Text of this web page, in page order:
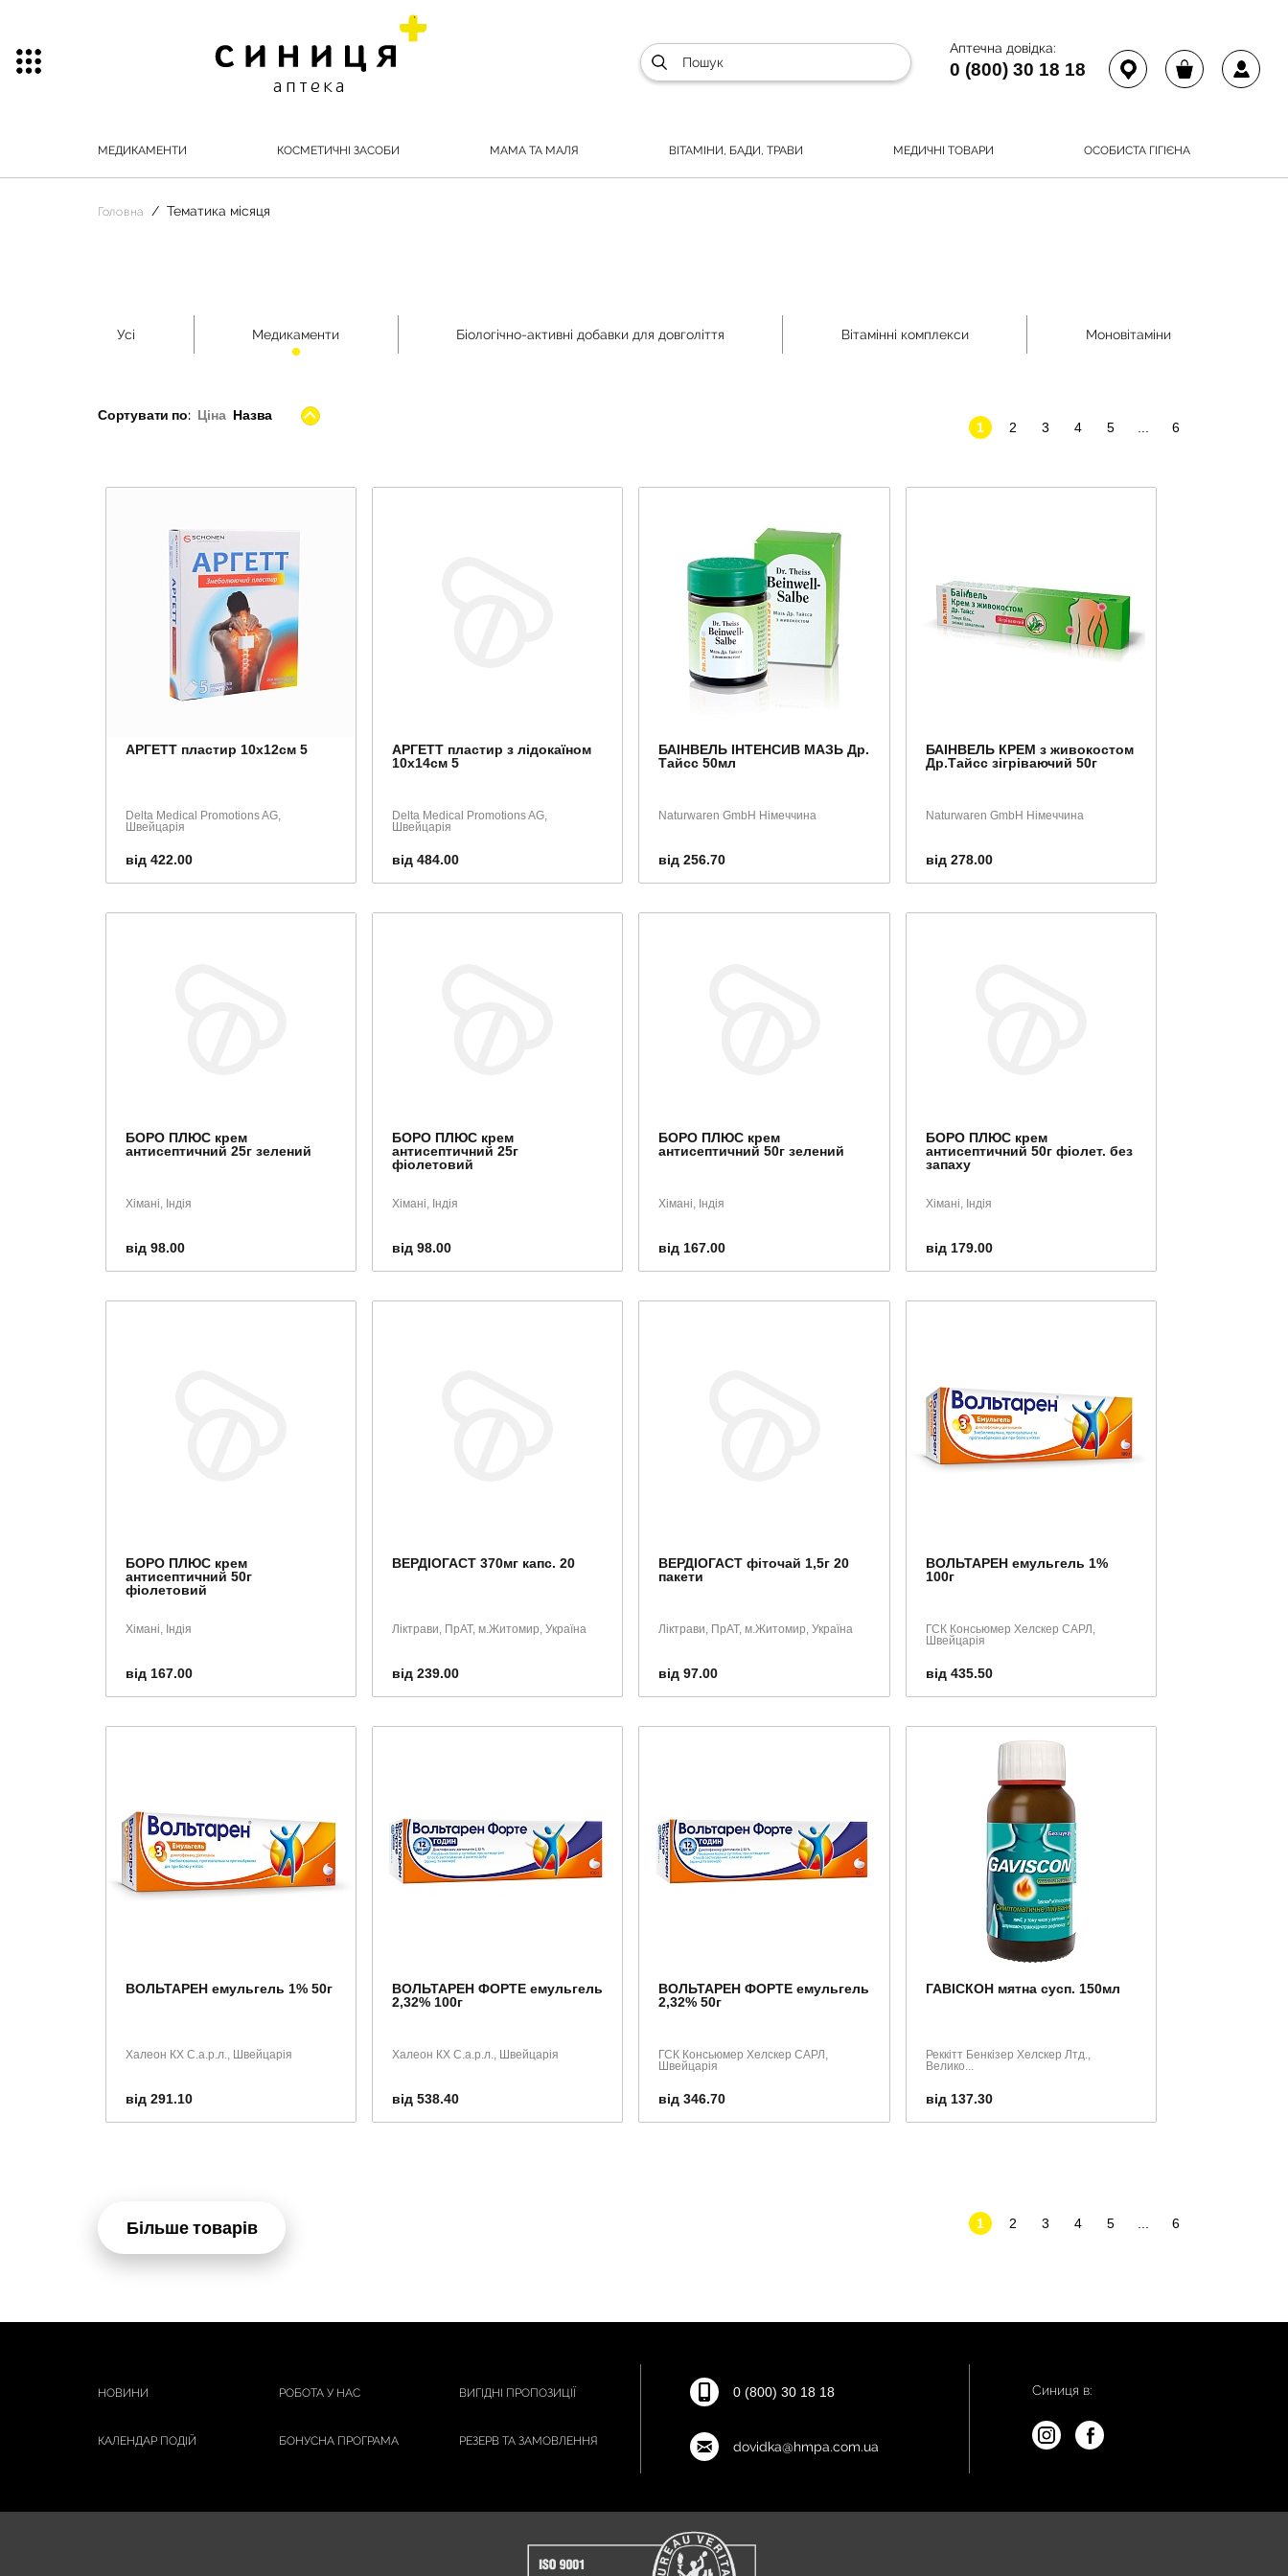
Аптечна довідка:
0 (800) 30 18 18
МЕДИКАМЕНТИ КОСМЕТИЧНІ ЗАСОБИ МАМА ТА МАЛЯ ВІТАМІНИ, БАДИ, ТРАВИ МЕДИЧНІ ТОВАРИ ОСОБИСТА ГІГІЄНА
Головна Тематика місяця
Усі Медикаменти Біологічно-активні добавки для довголіття Вітамінні комплекси Моновітаміни
Сортувати по: Ціна Назва
1
2 3 4 5 6
АРГЕТТ пластир 10х12см 5
Delta Medical Promotions AG,
Швейцарія
від 422.00
АРГЕТТ пластир з лідокаїном
10х14см 5
Delta Medical Promotions AG,
Швейцарія
від 484.00
БАІНВЕЛЬ ІНТЕНСИВ МАЗЬ Др.
Тайсс 50мл
Naturwaren GmbH Німеччина
від 256.70
БАІНВЕЛЬ КРЕМ з живокостом
Др.Тайсс зігріваючий 50г
Naturwaren GmbH Німеччина
від 278.00
БОРО ПЛЮС крем
антисептичний 25г зелений
Хімані, Індія
від 98.00
БОРО ПЛЮС крем
антисептичний 25г
фіолетовий
Хімані, Індія
від 98.00
БОРО ПЛЮС крем
антисептичний 50г зелений
Хімані, Індія
від 167.00
БОРО ПЛЮС крем
антисептичний 50г фіолет. без
запаху
Хімані, Індія
від 179.00
БОРО ПЛЮС крем
антисептичний 50г
фіолетовий
Хімані, Індія
від 167.00
ВЕРДІОГАСТ 370мг капс. 20
Ліктрави, ПрАТ, м.Житомир, Україна
від 239.00
ВЕРДІОГАСТ фіточай 1,5г 20
пакети
Ліктрави, ПрАТ, м.Житомир, Україна
від 97.00
ВОЛЬТАРЕН емульгель 1%
100г
ГСК Консьюмер Хелскер САРЛ,
Швейцарія
від 435.50
ВОЛЬТАРЕН емульгель 1% 50г
Халеон КХ С.а.р.л., Швейцарія
від 291.10
ВОЛЬТАРЕН ФОРТЕ емульгель
2,32% 100г
Халеон КХ С.а.р.л., Швейцарія
від 538.40
ВОЛЬТАРЕН ФОРТЕ емульгель
2,32% 50г
ГСК Консьюмер Хелскер САРЛ,
Швейцарія
від 346.70
ГАВІСКОН мятна сусп. 150мл
Реккітт Бенкізер Хелскер Лтд.,
Велико...
від 137.30
Більше товарів 1 2 3 4 5 6
НОВИНИ РОБОТА У НАС ВИГІДНІ ПРОПОЗИЦІЇ
КАЛЕНДАР ПОДІЙ БОНУСНА ПРОГРАМА РЕЗЕРВ ТА ЗАМОВЛЕННЯ
0 (800) 30 18 18
dovidka@hmpa.com.ua
Синиця в: